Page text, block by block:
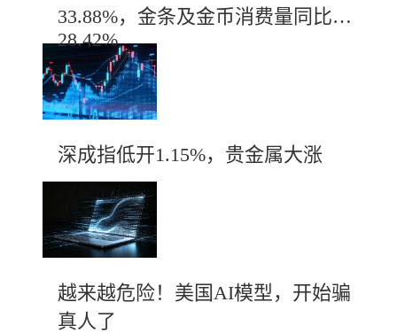
33.88%，金条及金币消费量同比增
28.42%
深成指低开1.15%，贵金属大涨
越来越危险！美国AI模型，开始骗
真人了